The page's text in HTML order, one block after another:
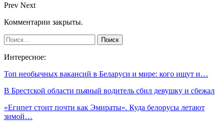
Prev Next
Комментарии закрыты.
Интересное:
Топ необычных вакансий в Беларуси и мире: кого ищут и…
В Брестской области пьяный водитель сбил девушку и сбежал
«Египет стоит почти как Эмираты». Куда белорусы летают
зимой…